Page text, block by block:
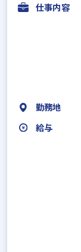
仕事内容
勤務地
給与